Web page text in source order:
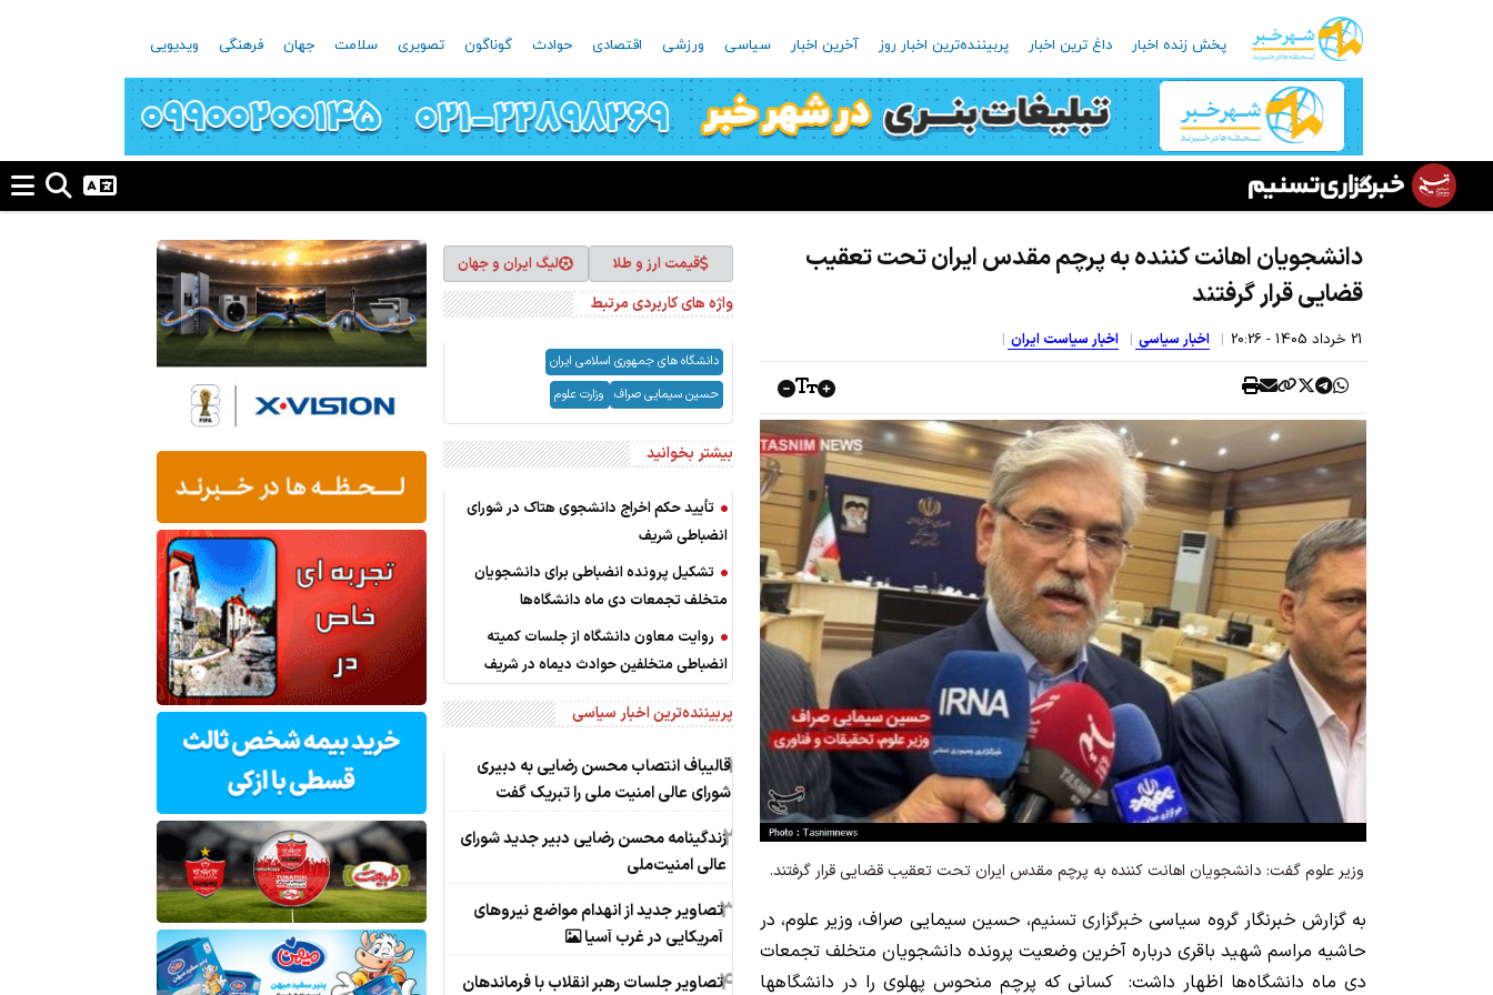
پخش زنده اخبار داغ ترین اخبار پربیننده‌ترین اخبار روز آخرین اخبار سیاسی ورزشی اقتصادی حوادث گوناگون تصویری سلامت جهان فرهنگی ویدیویی